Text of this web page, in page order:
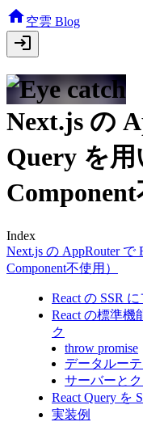
空雲 Blog
Next.js の
Query を用
Component
Index
Next.js の AppRouter で
Component不使用）
React の SSR
React の標準機
ク
throw promise
データルー
サーバーと
React Query を
実装例